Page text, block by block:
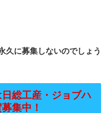
久に募集しないのでしょう
日総工産・ジョブハ
集中！